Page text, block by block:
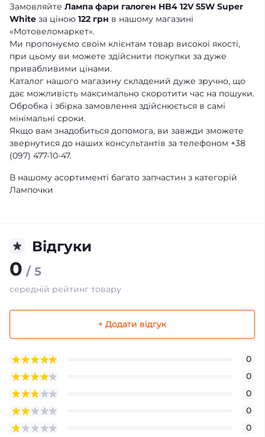
Замовляйте Лампа фари галоген HB4 12V 55W Super
White за ціною 122 грн в нашому магазині
«Мотовеломаркет».
Ми пропонуємо своїм клієнтам товар високої якості,
при цьому ви можете здійснити покупки за дуже
привабливими цінами.
Каталог нашого магазину складений дуже зручно, що
дає можливість максимально скоротити час на пошуки.
Обробка і збірка замовлення здійснюється в самі
мінімальні сроки.
Якщо вам знадобиться допомога, ви завжди зможете
звернутися до наших консультантів за телефоном +38
(097) 477-10-47.
В нашому асортименті багато запчастин з категорій
Лампочки
Відгуки
0 / 5
середній рейтинг товару
+ Додати відгук
0
0
0
0
0